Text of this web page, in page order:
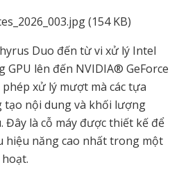
Duo đến từ vi xử lý Intel
lên đến NVIDIA® GeForce
xử lý mượt mà các tựa
tạo nội dung và khối lượng
Đây là cỗ máy được thiết kế để
hiệu năng cao nhất trong một